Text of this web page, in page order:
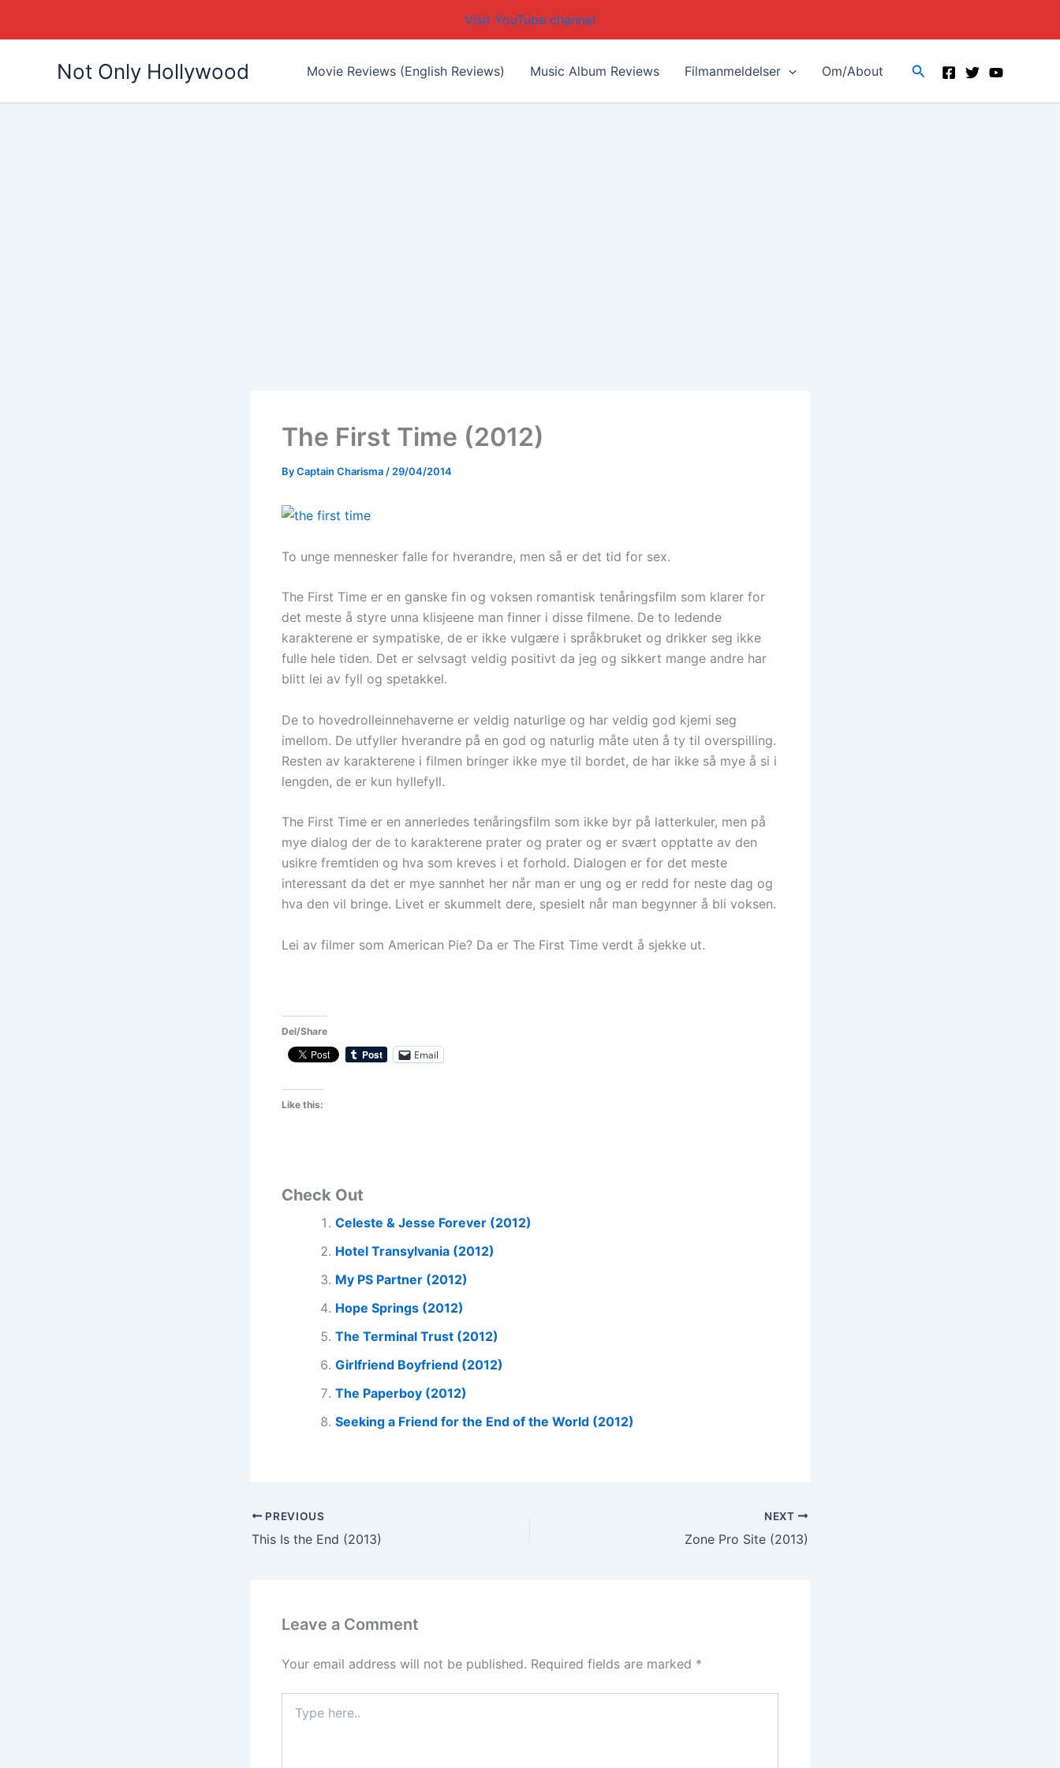
Visit YouTube channel
Not Only Hollywood Movie Reviews (English Reviews) Music Album Reviews Filmanmeldelser Om/About Search
The First Time (2012)
ByCaptain Charisma/29/04/2014
To unge mennesker falle for hverandre, men så er det tid for sex.
The First Time er en ganske fin og voksen romantisk tenåringsfilm som klarer for
det meste å styre unna klisjeene man finner i disse filmene. De to ledende
karakterene er sympatiske, de er ikke vulgære i språkbruket og drikker seg ikke
fulle hele tiden. Det er selvsagt veldig positivt da jeg og sikkert mange andre har
blitt lei av fyll og spetakkel.
De to hovedrolleinnehaverne er veldig naturlige og har veldig god kjemi seg
imellom. De utfyller hverandre på en god og naturlig måte uten å ty til overspilling.
Resten av karakterene i filmen bringer ikke mye til bordet, de har ikke så mye å si i
lengden, de er kun hyllefyll.
The First Time er en annerledes tenåringsfilm som ikke byr på latterkuler, men på
mye dialog der de to karakterene prater og prater og er svært opptatte av den
usikre fremtiden og hva som kreves i et forhold. Dialogen er for det meste
interessant da det er mye sannhet her når man er ung og er redd for neste dag og
hva den vil bringe. Livet er skummelt dere, spesielt når man begynner å bli voksen.
Lei av filmer som American Pie? Da er The First Time verdt å sjekke ut.
Del/Share
Email
Like this:
Check Out
Celeste & Jesse Forever (2012)
Hotel Transylvania (2012)
My PS Partner (2012)
Hope Springs (2012)
The Terminal Trust (2012)
Girlfriend Boyfriend (2012)
The Paperboy (2012)
Seeking a Friend for the End of the World (2012)
PREVIOUS
This Is the End (2013)
NEXT
Zone Pro Site (2013)
Leave a Comment
Your email address will not be published. Required fields are marked *
here..